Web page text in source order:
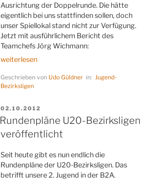
Ausrichtung der Doppelrunde. Die hätte
eigentlich bei uns stattfinden sollen, doch
unser Spiellokal stand nicht zur Verfügung.
Jetzt mit ausführlichem Bericht des
Teamchefs Jörg Wichmann:
„Der
macht
´s
jetzt
mit
Bericht“
weiterlesen
Geschrieben von Udo Güldner in: Jugend-
Bezirksligen
VERÖFFENTLICHT
AM
02.10.2012
Rundenpläne U20-Bezirksligen
veröffentlicht
Seit heute gibt es nun endlich die
Rundenpläne der U20-Bezirksligen. Das
betrifft unsere 2. Jugend in der B2A.